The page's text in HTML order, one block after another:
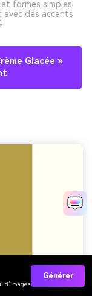
formes simples
des accents
Glacée »
d’images
Générer